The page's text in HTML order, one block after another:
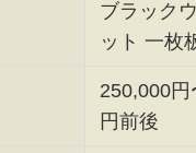
ブラック
ット 一枚
250,000
円前後